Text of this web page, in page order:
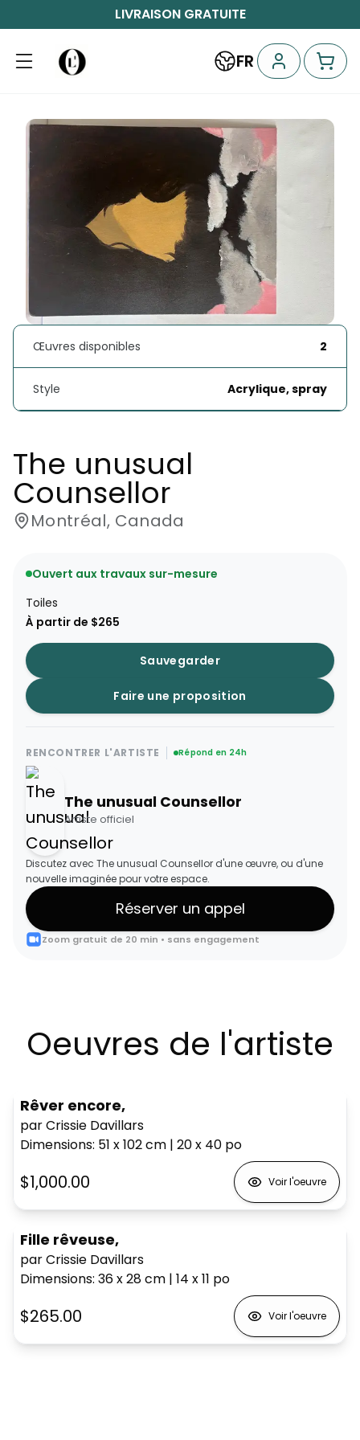
LIVRAISON GRATUITE
FR
Œuvres disponibles 2
Style Acrylique, spray
The unusual
Counsellor
Montréal, Canada
Ouvert aux travaux sur-mesure
Toiles
À partir de $265
Sauvegarder
Faire une proposition
RENCONTRER L'ARTISTE Répond en 24h
The unusual Counsellor
Artiste officiel
Discutez avec The unusual Counsellor d'une œuvre, ou d'une
nouvelle imaginée pour votre espace.
Réserver un appel
Zoom gratuit de 20 min • sans engagement
Oeuvres de l'artiste
Rêver encore,
par Crissie Davillars
Dimensions: 51 x 102cm | 20 x 40 po
$1,000.00 Voir l'oeuvre
Fille rêveuse,
par Crissie Davillars
Dimensions: 36 x 28cm | 14 x 11 po
$265.00 Voir l'oeuvre